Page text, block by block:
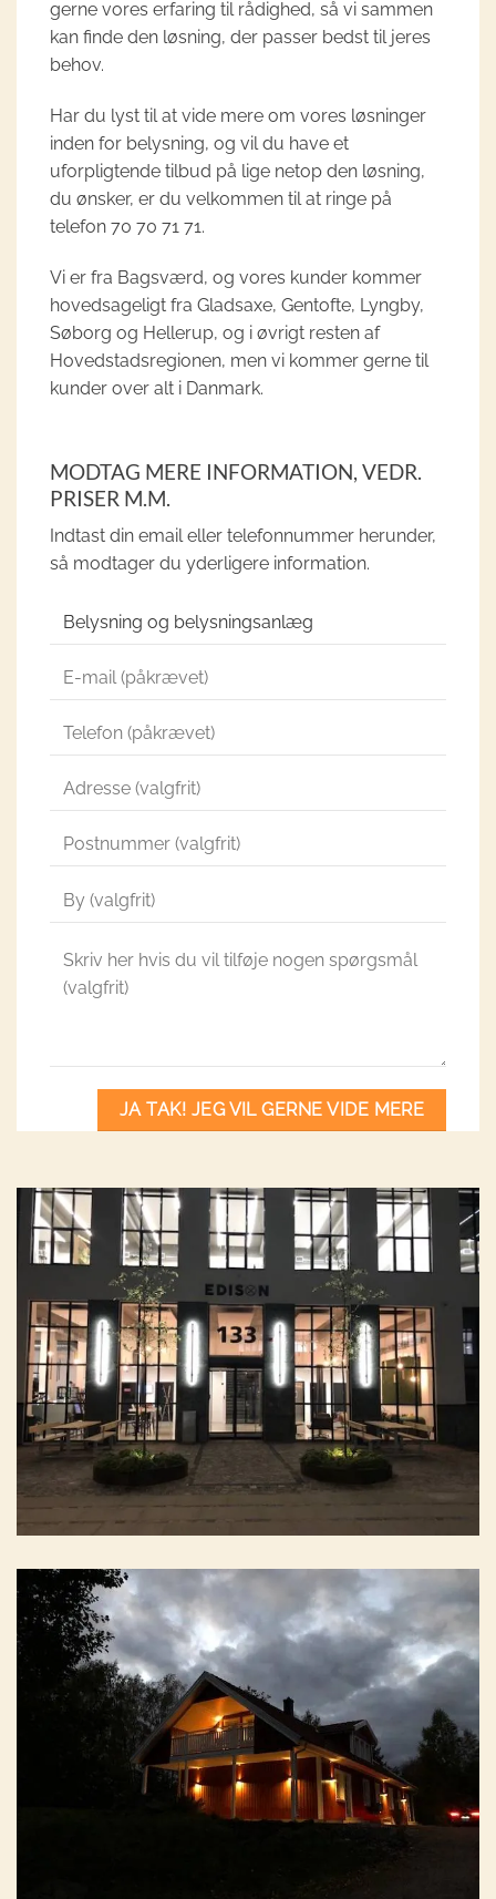
gerne vores erfaring til rådighed, så vi sammen
kan finde den løsning, der passer bedst til jeres
behov.
Har du lyst til at vide mere om vores løsninger
inden for belysning, og vil du have et
uforpligtende tilbud på lige netop den løsning,
du ønsker, er du velkommen til at ringe på
telefon 70 70 71 71.
Vi er fra Bagsværd, og vores kunder kommer
hovedsageligt fra Gladsaxe, Gentofte, Lyngby,
Søborg og Hellerup, og i øvrigt resten af
Hovedstadsregionen, men vi kommer gerne til
kunder over alt i Danmark.
MODTAG MERE INFORMATION, VEDR.
PRISER M.M.
Indtast din email eller telefonnummer herunder,
så modtager du yderligere information.